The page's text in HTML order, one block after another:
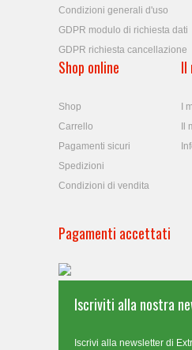
Condizioni generali d'uso
GDPR modulo di richiesta dati
GDPR richiesta cancellazione
Shop online
Shop
Carrello
Pagamenti sicuri
Spedizioni
Condizioni di vendita
Il
I
Pagamenti accettati
Iscriviti alla nostra
Iscrivi alla newsletter di